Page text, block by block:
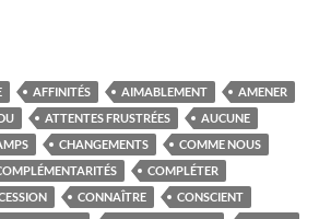
AFFINITÉS AIMABLEMENT
AMENER
ATTENTES FRUSTRÉES
AUCUNE
CHANGEMENTS
COMME NOUS
COMPLÉTER
CONNAÎTRE
CONSCIENT